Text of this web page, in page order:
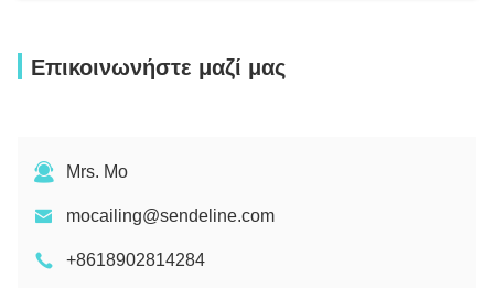
Επικοινωνήστε μαζί μας
Mrs. Mo
mocailing@sendeline.com
+8618902814284